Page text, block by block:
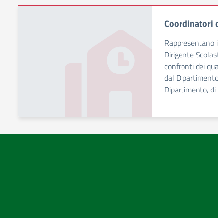
Coordinatori
Rappresentano
Dirigente
confronti dei
dal
Dipartimento,